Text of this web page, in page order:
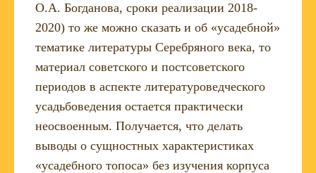
О.А. Богданова, сроки реализации 2018-
2020) то же можно сказать и об «усадебной»
тематике литературы Серебряного века, то
материал советского и постсоветского
периодов в аспекте литературоведческого
усадьбоведения остается практически
неосвоенным. Получается, что делать
выводы о сущностных характеристиках
«усадебного топоса» без изучения корпуса